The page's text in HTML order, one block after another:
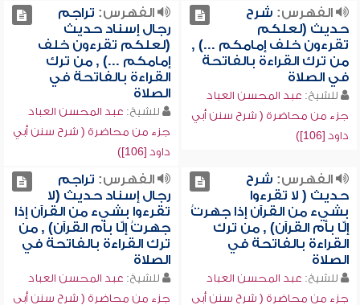
الفهرس: شرح
حديث (لعلكم
تقرءون خلف إمامكم ...) ,
من ترك القراءة بالفاتحة
في الصلاة
للشيخ: عبد المحسن العباد
جزء من محاضرة ( شرح سنن أبي
داود [106])
الفهرس: تراجم
رجال إسناد حديث
(لعلكم تقرءون خلف
إمامكم ...) , من ترك
القراءة بالفاتحة في
الصلاة
للشيخ: عبد المحسن العباد
جزء من محاضرة ( شرح سنن أبي
داود [106])
الفهرس: شرح
حديث ( لا تقرءوا
بشيء من القرآن إذا جهرتُ
إلّا بأم القرآن) , من ترك
القراءة بالفاتحة في
الصلاة
للشيخ: عبد المحسن العباد
جزء من محاضرة ( شرح سنن أبي
الفهرس: تراجم
رجال إسناد حديث (لا
تقرءوا بشيء من القرآن إذا
جهرتُ إلّا بأم القرآن) , من
ترك القراءة بالفاتحة في
الصلاة
للشيخ: عبد المحسن العباد
جزء من محاضرة ( شرح سنن أبي